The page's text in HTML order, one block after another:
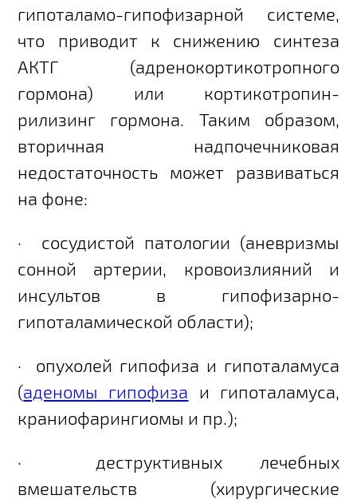
гипоталамо-гипофизарной системе,
что приводит к снижению синтеза
АКТГ (адренокортикотропного
гормона) или кортикотропин-
рилизинг гормона. Таким образом,
вторичная надпочечниковая
недостаточность может развиваться
на фоне:
·
сосудистой патологии (аневризмы
сонной артерии, кровоизлияний и
инсультов в гипофизарно-
гипоталамической области);
·
опухолей гипофиза и гипоталамуса
(аденомы гипофиза и гипоталамуса,
краниофарингиомы и пр.);
·
деструктивных лечебных
вмешательств (хирургические